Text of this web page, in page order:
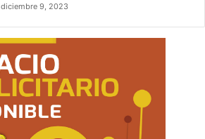
diciembre 9, 2023